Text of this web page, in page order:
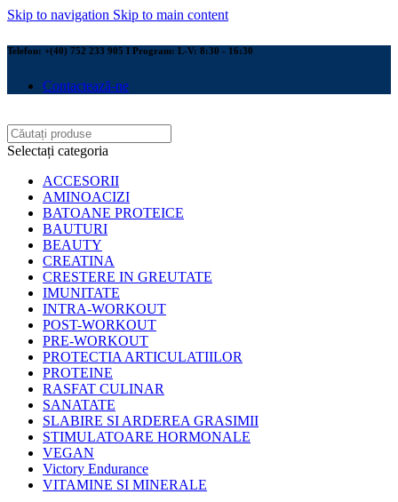
Skip to navigation Skip to main content
Telefon: +(40) 752 233 905 I Program: L-V: 8:30 - 16:30
Contactează-ne
Selectați categoria
ACCESORII
AMINOACIZI
BATOANE PROTEICE
BAUTURI
BEAUTY
CREATINA
CRESTERE IN GREUTATE
IMUNITATE
INTRA-WORKOUT
POST-WORKOUT
PRE-WORKOUT
PROTECTIA ARTICULATIILOR
PROTEINE
RASFAT CULINAR
SANATATE
SLABIRE SI ARDEREA GRASIMII
STIMULATOARE HORMONALE
VEGAN
Victory Endurance
VITAMINE SI MINERALE